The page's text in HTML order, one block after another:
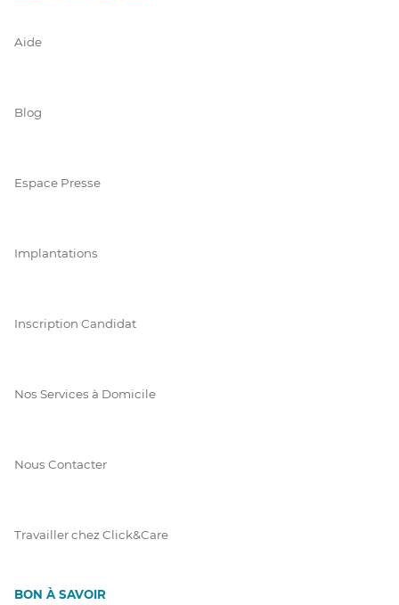
Aide
Blog
Espace Presse
Implantations
Inscription Candidat
Nos Services à Domicile
Nous Contacter
Travailler chez Click&Care
BON À SAVOIR